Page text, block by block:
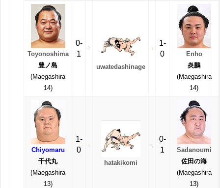
Toyonoshima
豊ノ島
(Maegashira
14)
0-
1
uwatedashinage
1-
0
Enho
炎鵬
(Maegashira
14)
Chiyomaru
千代丸
(Maegashira
13)
1-
0
hatakikomi
0-
1
Sadanoumi
佐田の海
(Maegashira
13)